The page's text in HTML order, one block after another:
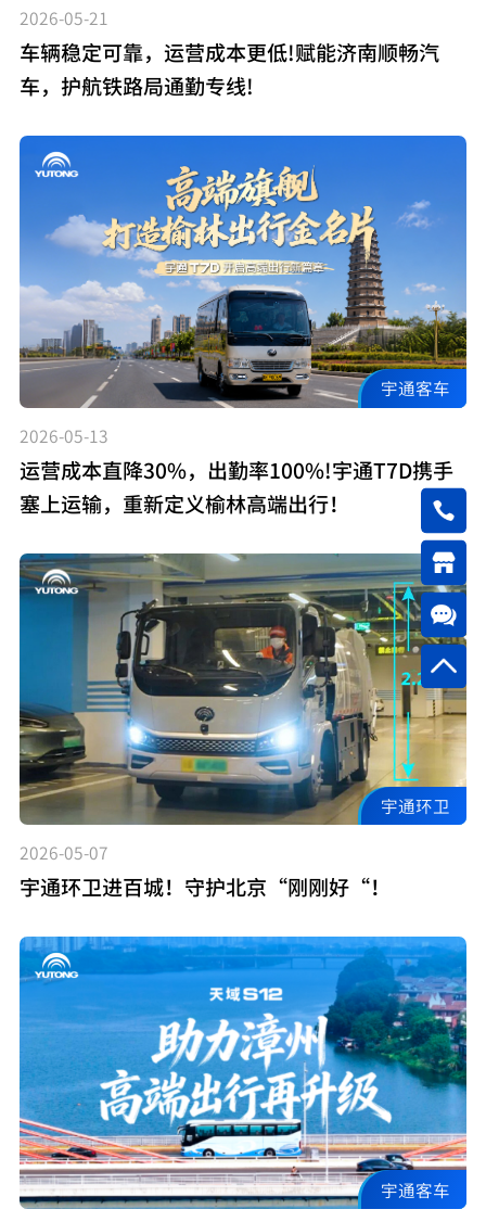
2026-05-21
车辆稳定可靠，运营成本更低!赋能济南顺畅汽
车，护航铁路局通勤专线!
宇通客车
2026-05-13
运营成本直降30%，出勤率100%!宇通T7D携手
塞上运输，重新定义榆林高端出行！
宇通环卫
2026-05-07
宇通环卫进百城！守护北京“刚刚好“！
宇通客车